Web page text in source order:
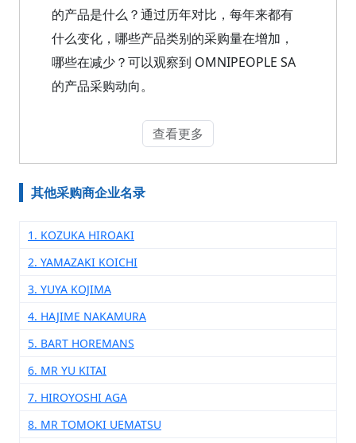
的产品是什么？通过历年对比，每年来都有
什么变化，哪些产品类别的采购量在增加，
哪些在减少？可以观察到 OMNIPEOPLE SA
的产品采购动向。
查看更多
其他采购商企业名录
1. KOZUKA HIROAKI
2. YAMAZAKI KOICHI
3. YUYA KOJIMA
4. HAJIME NAKAMURA
5. BART HOREMANS
6. MR YU KITAI
7. HIROYOSHI AGA
8. MR TOMOKI UEMATSU